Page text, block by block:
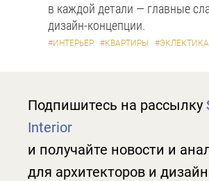
в каждой детали — главные
дизайн-концепции.
#ИНТЕРЬЕР #КВАРТИРЫ #ЭКЛЕКТИКА
Подпишитесь на рассылку
Interior
и получайте новости и
для архитекторов и